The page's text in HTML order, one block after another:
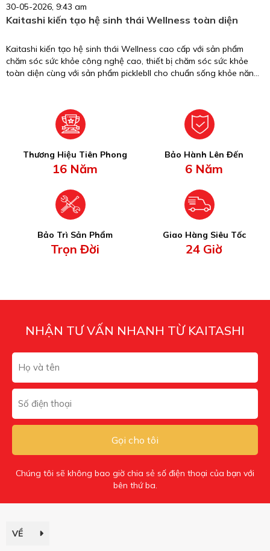
30-05-2026, 9:43 am
Kaitashi kiến tạo hệ sinh thái Wellness toàn diện
Kaitashi kiến tạo hệ sinh thái Wellness cao cấp với sản phẩm
chăm sóc sức khỏe công nghệ cao, thiết bị chăm sóc sức khỏe
toàn diện cùng với sản phẩm picklebll cho chuẩn sống khỏe năng
Thương Hiệu Tiên Phong
16 Năm
Bảo Hành Lên Đến
6 Năm
Bảo Trì Sản Phẩm
Trọn Đời
Giao Hàng Siêu Tốc
24 Giờ
NHẬN TƯ VẤN NHANH TỪ KAITASHI
Gọi cho tôi
Chúng tôi sẽ không bao giờ chia sẻ số điện thoại của bạn với
bên thứ ba.
VỀ